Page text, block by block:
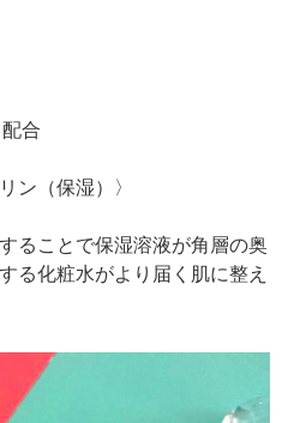
合
ン（保湿）〉
ることで保湿溶液が角層の奥
る化粧水がより届く肌に整え